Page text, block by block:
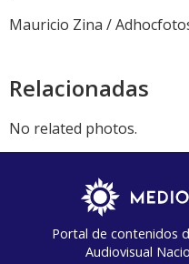
Mauricio Zina /
Relacionadas
No related photos.
Portal de contenidos
Audiovisual